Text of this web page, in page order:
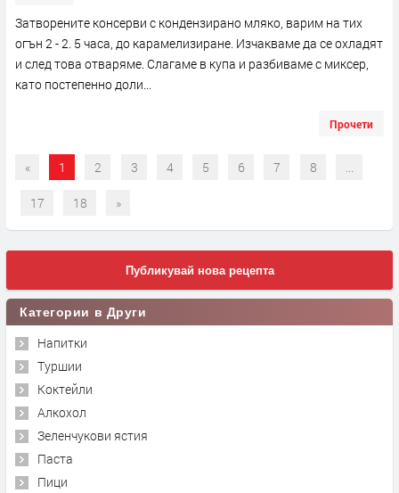
Затворените консерви с кондензирано мляко, варим на тих
огън 2 - 2. 5 часа, до карамелизиране. Изчакваме да се охладят
и след това отваряме. Слагаме в купа и разбиваме с миксер,
като постепенно доли...
Прочети
« 1 2 3 4 5 6 7 8 ...
17 18 »
Публикувай нова рецепта
Категории в Други
Напитки
Туршии
Коктейли
Алкохол
Зеленчукови ястия
Паста
Пици